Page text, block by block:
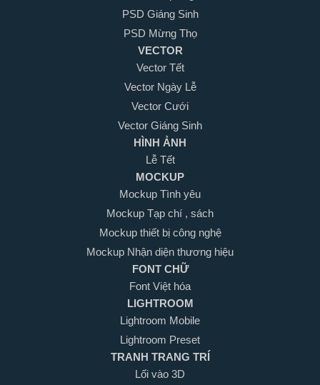
PSD Giáng Sinh
PSD Mừng Thọ
VECTOR
Vector Tết
Vector Ngày Lễ
Vector Cưới
Vector Giáng Sinh
HÌNH ẢNH
Lễ Tết
MOCKUP
Mockup Tình yêu
Mockup Tạp chí , sách
Mockup thiết bị công nghệ
Mockup Nhận diện thương hiệu
FONT CHỮ
Font Việt hóa
LIGHTROOM
Lightroom Mobile
Lightroom Preset
TRANH TRANG TRÍ
Lối vào 3D